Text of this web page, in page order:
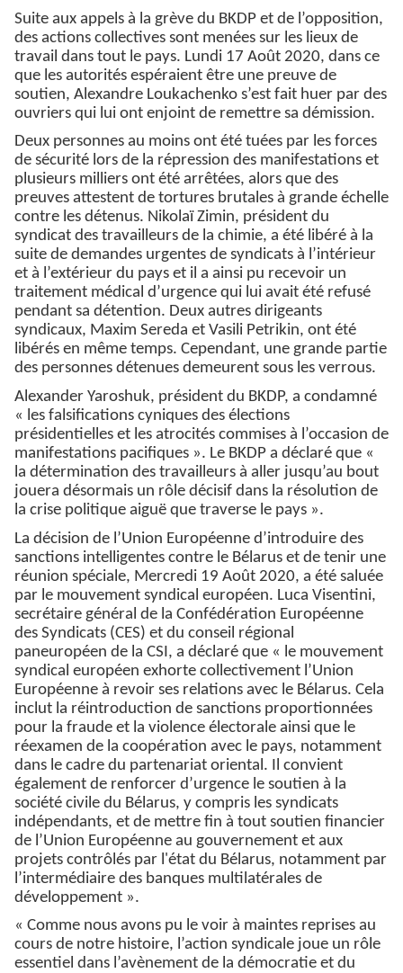
Suite aux appels à la grève du BKDP et de l’opposition,
des actions collectives sont menées sur les lieux de
travail dans tout le pays. Lundi 17 Août 2020, dans ce
que les autorités espéraient être une preuve de
soutien, Alexandre Loukachenko s’est fait huer par des
ouvriers qui lui ont enjoint de remettre sa démission.
Deux personnes au moins ont été tuées par les forces
de sécurité lors de la répression des manifestations et
plusieurs milliers ont été arrêtées, alors que des
preuves attestent de tortures brutales à grande échelle
contre les détenus. Nikolaï Zimin, président du
syndicat des travailleurs de la chimie, a été libéré à la
suite de demandes urgentes de syndicats à l’intérieur
et à l’extérieur du pays et il a ainsi pu recevoir un
traitement médical d’urgence qui lui avait été refusé
pendant sa détention. Deux autres dirigeants
syndicaux, Maxim Sereda et Vasili Petrikin, ont été
libérés en même temps. Cependant, une grande partie
des personnes détenues demeurent sous les verrous.
Alexander Yaroshuk, président du BKDP, a condamné
« les falsifications cyniques des élections
présidentielles et les atrocités commises à l’occasion de
manifestations pacifiques ». Le BKDP a déclaré que «
la détermination des travailleurs à aller jusqu’au bout
jouera désormais un rôle décisif dans la résolution de
la crise politique aiguë que traverse le pays ».
La décision de l’Union Européenne d’introduire des
sanctions intelligentes contre le Bélarus et de tenir une
réunion spéciale, Mercredi 19 Août 2020, a été saluée
par le mouvement syndical européen. Luca Visentini,
secrétaire général de la Confédération Européenne
des Syndicats (CES) et du conseil régional
paneuropéen de la CSI, a déclaré que « le mouvement
syndical européen exhorte collectivement l’Union
Européenne à revoir ses relations avec le Bélarus. Cela
inclut la réintroduction de sanctions proportionnées
pour la fraude et la violence électorale ainsi que le
réexamen de la coopération avec le pays, notamment
dans le cadre du partenariat oriental. Il convient
également de renforcer d’urgence le soutien à la
société civile du Bélarus, y compris les syndicats
indépendants, et de mettre fin à tout soutien financier
de l’Union Européenne au gouvernement et aux
projets contrôlés par l'état du Bélarus, notamment par
l’intermédiaire des banques multilatérales de
développement ».
« Comme nous avons pu le voir à maintes reprises au
cours de notre histoire, l’action syndicale joue un rôle
essentiel dans l’avènement de la démocratie et du